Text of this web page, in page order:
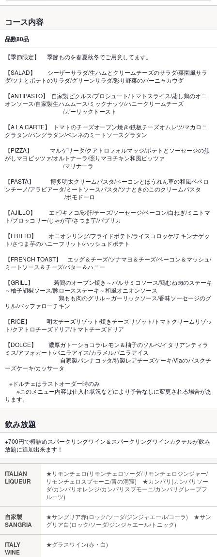
コース内容
品数80品
【季節限定】 季節ものを春夏秋冬でご用意してます。
【SALAD】 シーザーサラダ/生ハムとクリームチーズのサラダ/菜園風サラ
ダ/ツナとポテトのサラダ/グリーンサラダ/彩り野菜のバーニャカウダ
【ANTIPASTO】 自家製ピクルス/プロシュート/トマトスライス/蒸し鶏のオニ
オンソース/自家製生ハムムース/ミックナッツ/ハニークリームチーズ
/ガーリックトースト
【A LA CARTE】 トマトのチーズオーブン焼き/鉄板チーズオムレツ/マカロニ
グラタン/パングラタン/ペンネのミートソースグラタン
【PIZZA】 マルゲリータ/クアトロフォルマッジ/ポテトとソーセージの焦
がしマヨピッツァ/オルトナーラ/照りマヨチキン和風ピッツァ
/マリナーラ
【PASTA】 博多明太クリームパスタ/ベーコンとほうれん草の和風ペペロ
ンチーノ/アラビアータ/ミートソースパスタ/ツナときのこのクリームパスタ
/ポモドーロ
【AJILLO】 エビ/キノコ/砂肝/チーズ/ソーセージ/ベーコン/白ねぎ/ミニトマ
ト/ブロッコリー/じゃが芋/さつま芋/パプリカ
【FRITTO】 オニオンリング/フライドポテト/ライスコロッケ/チキンナゲッ
ト/さつま芋のハニーフリット/ハッシュドポテト
【FRENCH TOAST】 エッグ＆チーズ/ツナマヨ＆チーズ/ベーコン＆マッシュ/
ミートソース＆チーズ/バター＆ハニー
【GRILL】 若鶏のオーブン焼き～バルサミコソース/鶏むね肉のステーキ
～柚子胡椒ソース/豚ロースステーキ～和風オニオンソース
鶏もも肉のグリル～ガーリックソース/香味ソーセージのグ
リル/バッファローチキン
【RICE】 明太チーズリゾット/焼きチーズリゾット/トマトクリームリゾッ
ト/クアトロチーズドリア/トマトチーズドリア
【DOLCE】 濃厚ガトーショコラ/レモン＆柚子のソルベ/イタリアンティラ
ミス/アフォガート/バニラアイス/カラメルバニラアイス
自家製パンナコッタ/特製レアチーズケーキ/Viaのバスクチ
ーズケーキ/カッサータ
※ドルチェはラストオーダー時のみ
※このメニュー内容は仕入れ状況などにより予告なしに変更される場合があ
ります。
飲み放題
+700円で樽詰めスパークリングワイン＆スパークリングワインカクテルが飲み
放題に追加出来ます！
ITALIAN
LIQUEUR
★リモンチェロ(リモンチェロソーダ/リモンチェロジンジャー/
リモンチェロスプモーニ/青の洞窟) ★カンパリ(カンパリソー
ダ/カンパリオレンジ/カンパリスプモーニ/カンパリグレープフ
ルーツ)
自家製
SANGRIA
★サングリア赤(ロック/ソーダ/ジンジャエール/コーラ) ★サン
グリア白(ロック/ソーダ/ジンジャエール/トニック)
ITALY
WINE
★グラスワイン(赤・白)